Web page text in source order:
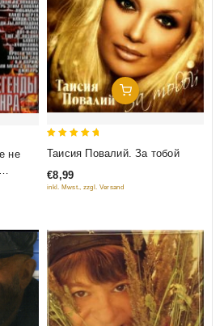
В Корзину
не
Добавить В Корзину
Таисия Повалий. За тобой
€8,99
inkl. Mwst., zzgl. Versand